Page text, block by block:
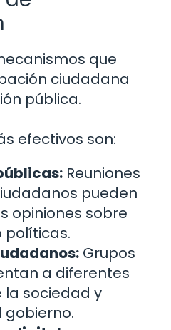
que
ciudadana
pública.
efectivos son:
Reuniones
pueden
opiniones sobre
políticas.
Grupos
a diferentes
la sociedad y
gobierno.